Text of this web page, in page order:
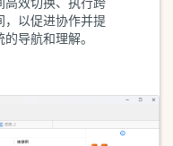
，以促进协作并提
导航和理解。